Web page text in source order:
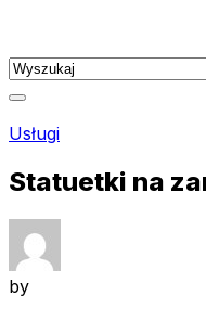
content
Usługi
Statuetki na
by